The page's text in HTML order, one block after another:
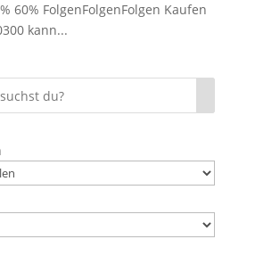
60% FolgenFolgenFolgen Kaufen
kann...